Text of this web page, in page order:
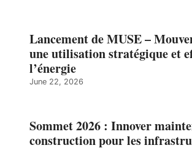
Lancement de MUSE –
une utilisation stratégique et
l’énergie
June 22, 2026
Sommet 2026 : Innover
construction pour les